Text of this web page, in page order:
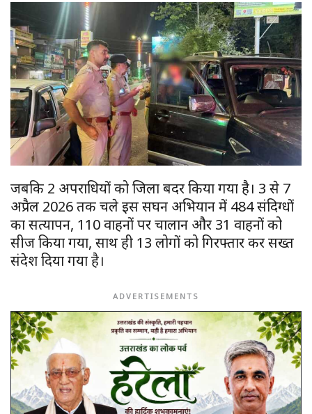
जबकि 2 अपराधियों को जिला बदर किया गया है। 3 से 7
अप्रैल 2026 तक चले इस सघन अभियान में 484 संदिग्धों
का सत्यापन, 110 वाहनों पर चालान और 31 वाहनों को
सीज किया गया, साथ ही 13 लोगों को गिरफ्तार कर सख्त
संदेश दिया गया है।
ADVERTISEMENTS